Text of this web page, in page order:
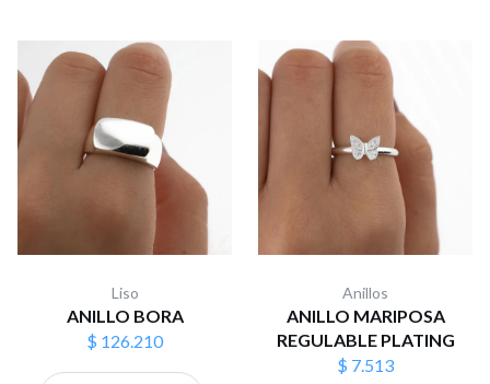
Liso
ANILLO BORA
$ 126.210
Anillos
ANILLO MARIPOSA
REGULABLE PLATING
$ 7.513